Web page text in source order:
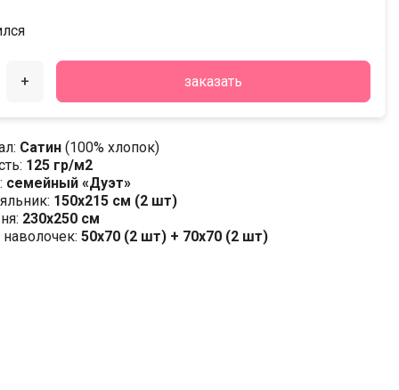
+ заказать
Сатин (100% хлопок)
125 гр/м2
семейный «Дуэт»
150х215 см (2 шт)
230х250 см
50x70 (2 шт) + 70x70 (2 шт)